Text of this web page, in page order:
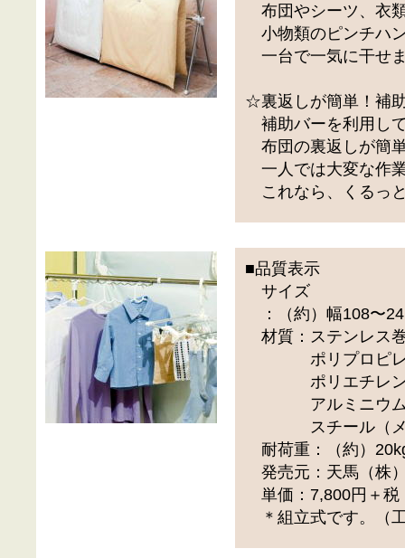
布団やシーツ、衣
小物類のピンチハ
一台で一気に干せ
☆裏返しが簡単！補
補助バーを利用し
布団の裏返しが簡
一人では大変な作
これなら、くるっ
■品質表示
サイズ
：（約）幅108〜
材質：ステンレス
ポリプロピレ
ポリエチレン、
アルミニウム
スチール（メ
耐荷重：（約）
発売元：天馬（株
単価：7,800円＋税
＊組立式です。（